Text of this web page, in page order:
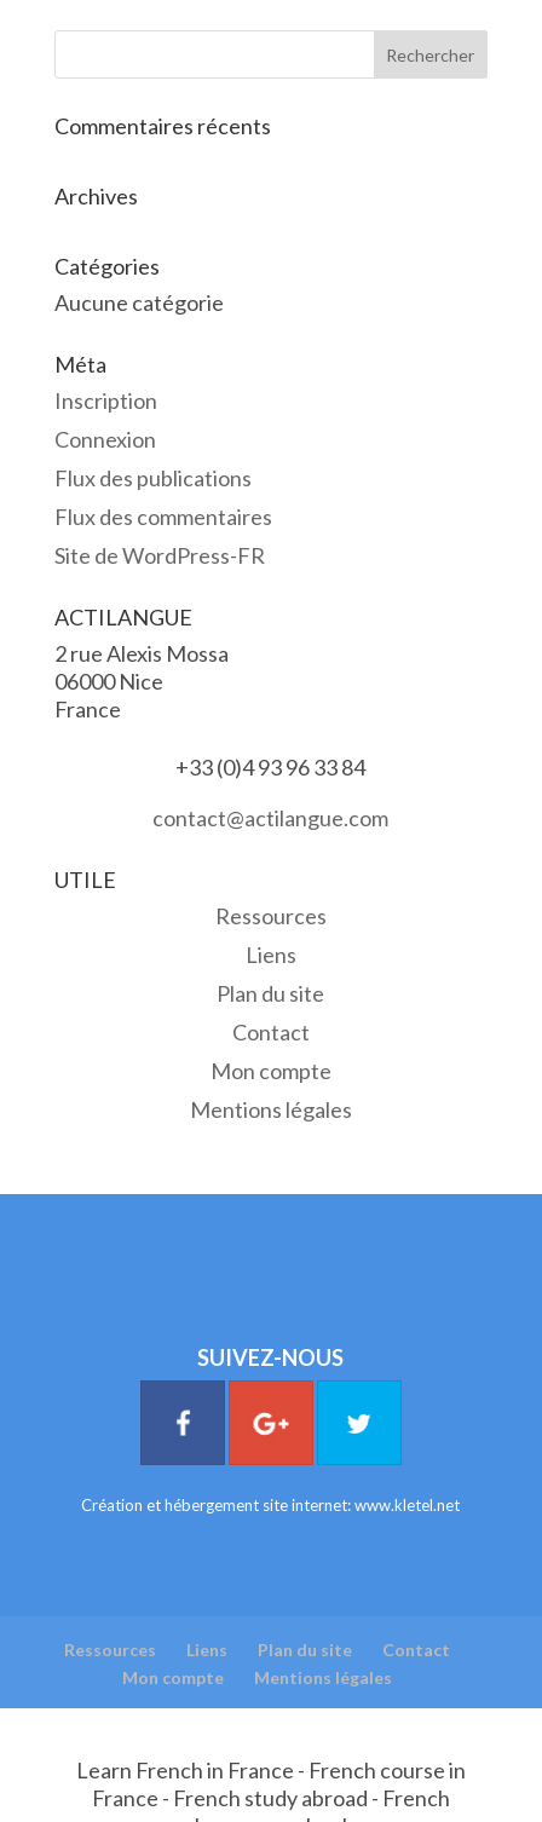
Commentaires récents
Archives
Catégories
Aucune catégorie
Méta
Inscription
Connexion
Flux des publications
Flux des commentaires
Site de WordPress-FR
ACTILANGUE
2 rue Alexis Mossa
06000 Nice
France
+33 (0)4 93 96 33 84
contact@actilangue.com
UTILE
Ressources
Liens
Plan du site
Contact
Mon compte
Mentions légales
SUIVEZ-NOUS
Création et hébergement site internet:www.kletel.net
Ressources Liens Plan du site
Contact
Mon compte
Mentions légales
Learn French in France - French course in
France - French study abroad - French